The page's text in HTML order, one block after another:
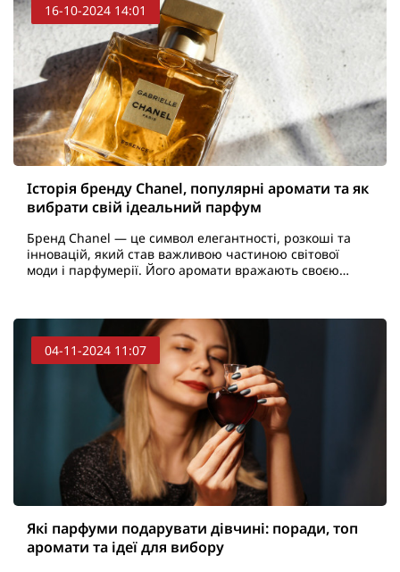
16-10-2024 14:01
Історія бренду Chanel, популярні аромати та як
вибрати свій ідеальний парфум
Бренд Chanel — це символ елегантності, розкоші та
інновацій, який став важливою частиною світової
моди і парфумерії. Його аромати вражають своєю
04-11-2024 11:07
Які парфуми подарувати дівчині: поради, топ
аромати та ідеї для вибору